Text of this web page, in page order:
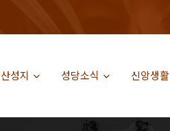
성지 성당소식 신앙생활